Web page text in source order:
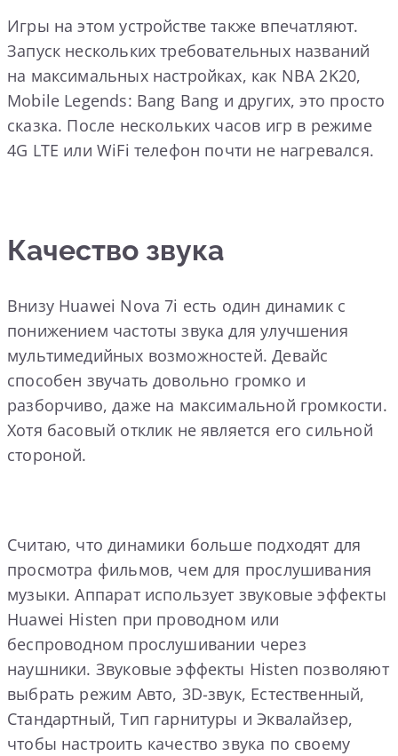
Игры на этом устройстве также впечатляют.
Запуск нескольких требовательных названий
на максимальных настройках, как NBA 2K20,
Mobile Legends: Bang Bang и других, это просто
сказка. После нескольких часов игр в режиме
4G LTE или WiFi телефон почти не нагревался.
Качество звука
Внизу Huawei Nova 7i есть один динамик с
понижением частоты звука для улучшения
мультимедийных возможностей. Девайс
способен звучать довольно громко и
разборчиво, даже на максимальной громкости.
Хотя басовый отклик не является его сильной
стороной.
Считаю, что динамики больше подходят для
просмотра фильмов, чем для прослушивания
музыки. Аппарат использует звуковые эффекты
Huawei Histen при проводном или
беспроводном прослушивании через
наушники. Звуковые эффекты Histen позволяют
выбрать режим Авто, 3D-звук, Естественный,
Стандартный, Тип гарнитуры и Эквалайзер,
чтобы настроить качество звука по своему